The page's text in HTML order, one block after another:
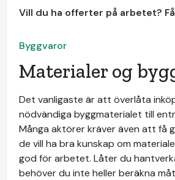
Vill du ha offerter på arbetet?
Byggvaror
Materialer og
Det vanligaste är att överlåta
nödvändiga byggmaterialet till
Många aktörer kräver även att få
de vill ha bra kunskap om
god för arbetet. Låter du
behöver du inte heller beräkna